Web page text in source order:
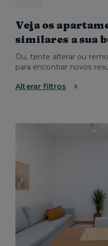
Veja os
similares a sua
Ou, tente alterar ou
para encontrar novos
Alterar filtros